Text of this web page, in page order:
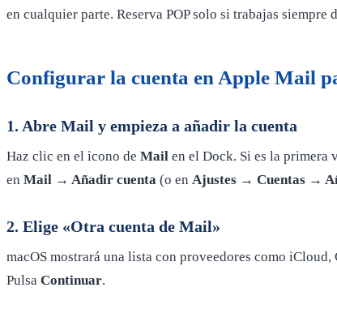
en cualquier parte. Reserva POP solo si trabajas
Configurar la cuenta en Apple Mail
1. Abre Mail y empieza a añadir la cuenta
Haz clic en el icono de Mail en el Dock. Si es la primera
en Mail → Añadir cuenta (o en Ajustes → Cuentas →
2. Elige «Otra cuenta de Mail»
macOS mostrará una lista con proveedores como
Pulsa Continuar.